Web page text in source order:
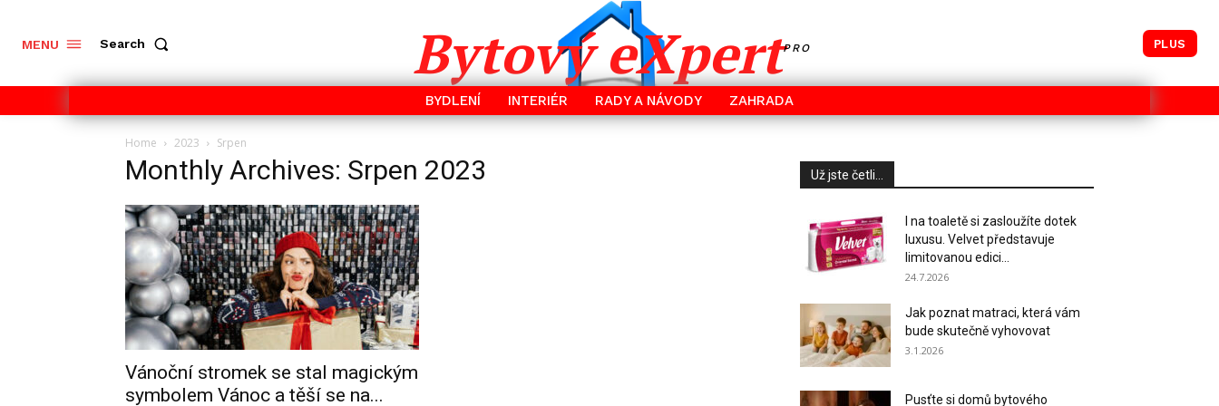
MENU Search Bytový eXpertPRO PLUS
BYDLENÍ INTERIÉR RADY A NÁVODY ZAHRADA
Home 2023 Srpen
Monthly Archives: Srpen 2023
Vánoční stromek se stal magickým
symbolem Vánoc a těší se na...
Už jste četli...
I na toaletě si zasloužíte dotek
luxusu. Velvet představuje
limitovanou edici...
24.7.2026
Jak poznat matraci, která vám
bude skutečně vyhovovat
3.1.2026
Pusťte si domů bytového